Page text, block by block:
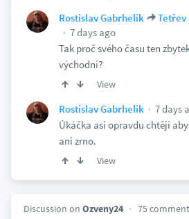
Rostislav Gabrhelik
Tetřev
7 days ago
Tak proč svého času ten
východní?
View
Rostislav Gabrhelik
7 days
Úkáčka asi opravdu chtějí
ani zrno.
View
Discussion on Ozveny24 75